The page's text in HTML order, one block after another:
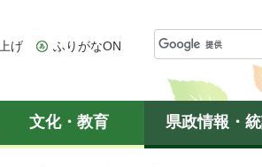
げ ふりがなON
文化・教育 県政情報・